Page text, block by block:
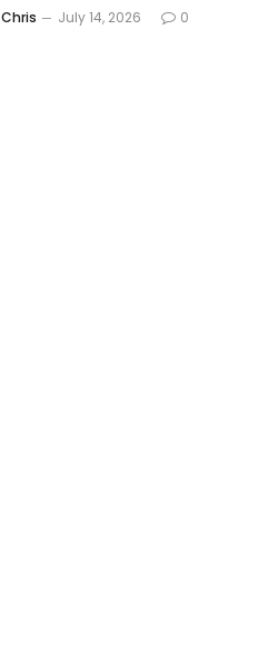
Chris July 14, 2026 0